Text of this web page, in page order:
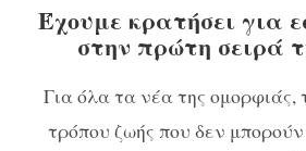
Έχουμε κρατήσει για
στην πρώτη σειρά
Για όλα τα νέα της ομορφιάς,
τρόπου ζωής που δεν